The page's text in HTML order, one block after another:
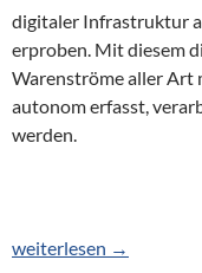
digitaler Infrastruktur
erproben. Mit diesem
Warenströme aller Art
autonom erfasst,
werden.
Niehler Hafen wird
weiterlesen →